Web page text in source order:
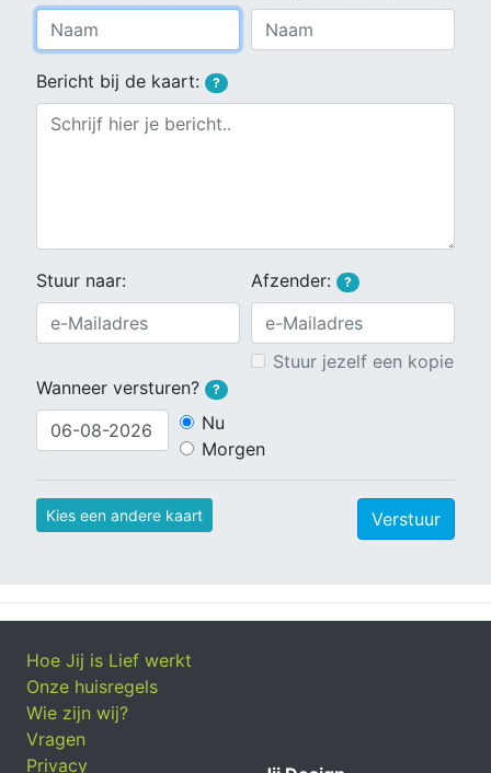
Bericht bij de kaart: ?
Stuur naar: Afzender: ?
Stuur jezelf een kopie
Wanneer versturen?
?
Nu
Morgen
Kies een andere kaart Verstuur
Hoe Jij is Lief werkt
Onze huisregels
Wie zijn wij?
Vragen
Privacy